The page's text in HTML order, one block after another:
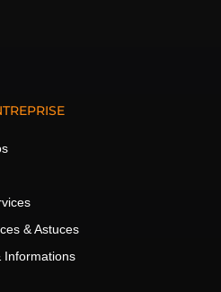
& Astuces
Informations